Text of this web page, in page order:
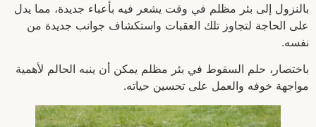
بالنزول إلى بئر مظلم في وقت يشعر فيه بأعباء جديدة، مما يدل
على الحاجة لتجاوز تلك العقبات واستكشاف جوانب جديدة من
نفسه.
باختصار، حلم السقوط في بئر مظلم يمكن أن ينبه الحالم لأهمية
مواجهة خوفه والعمل على تحسين حياته.